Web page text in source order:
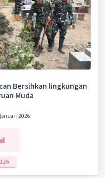
Bersihkan lingkungan
Muda
2026